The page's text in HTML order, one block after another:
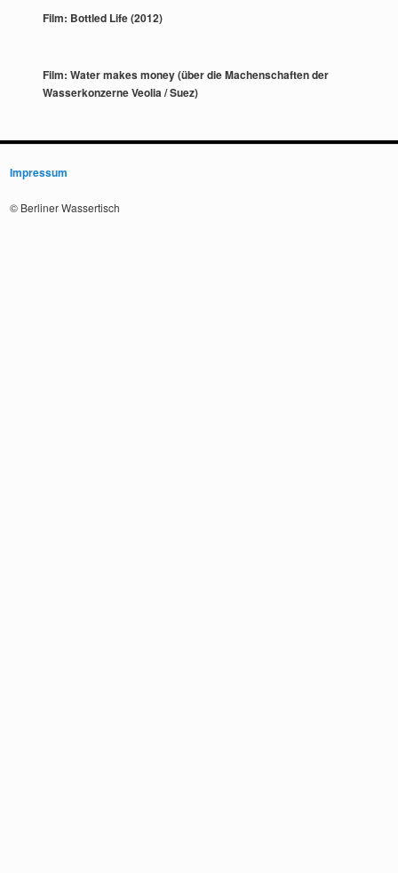
Film: Bottled Life (2012)
Film: Water makes money (über die Machenschaften der
Wasserkonzerne Veolia / Suez)
Impressum
© Berliner Wassertisch